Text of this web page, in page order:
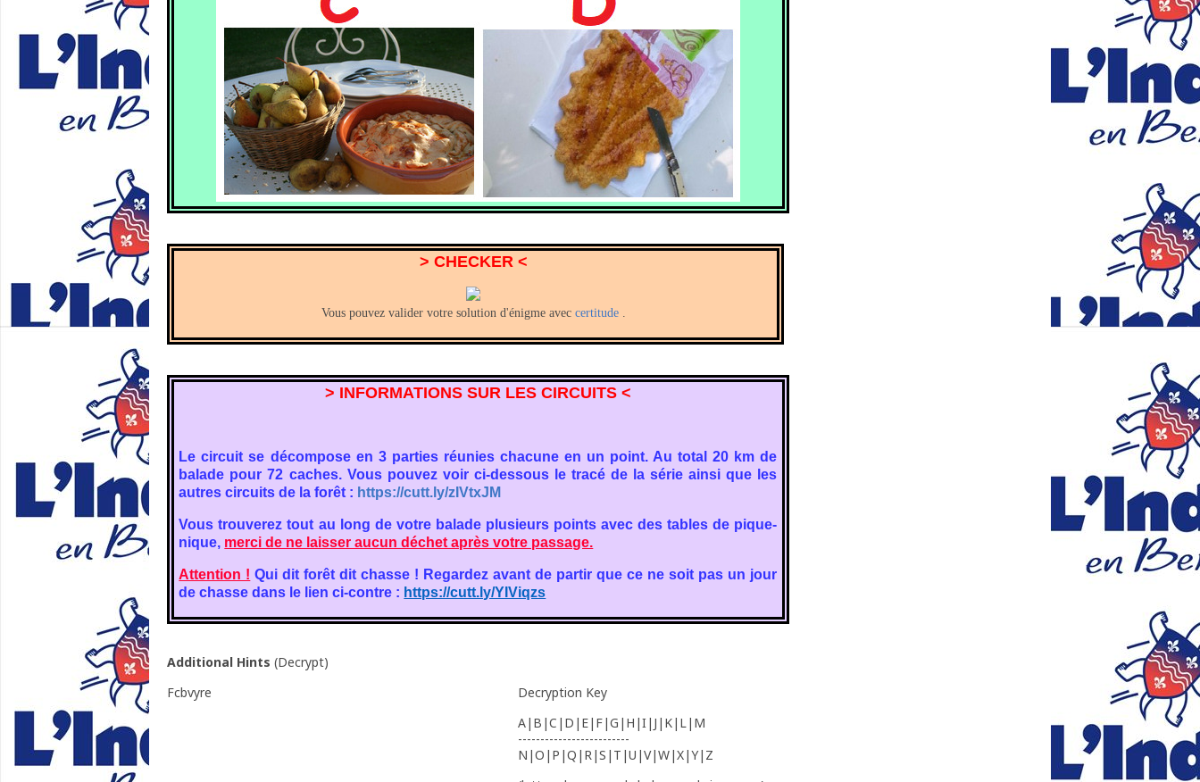
> CHECKER <
Vous pouvez valider votre solution d'énigme avec certitude.
> INFORMATIONS SUR LES CIRCUITS <
Le circuit se décompose en 3 parties réunies chacune en un point. Au total 20 km de
balade pour 72 caches. Vous pouvez voir ci-dessous le tracé de la série ainsi que les
autres circuits de la forêt : https://cutt.ly/zIVtxJM
Vous trouverez tout au long de votre balade plusieurs points avec des tables de pique-
nique, merci de ne laisser aucun déchet après votre passage.
Attention ! Qui dit forêt dit chasse ! Regardez avant de partir que ce ne soit pas un jour
de chasse dans le lien ci-contre : https://cutt.ly/YIViqzs
Additional Hints (Decrypt)
Fcbvyre
Decryption Key
A|B|C|D|E|F|G|H|I|J|K|L|M
-------------------------
N|O|P|Q|R|S|T|U|V|W|X|Y|Z